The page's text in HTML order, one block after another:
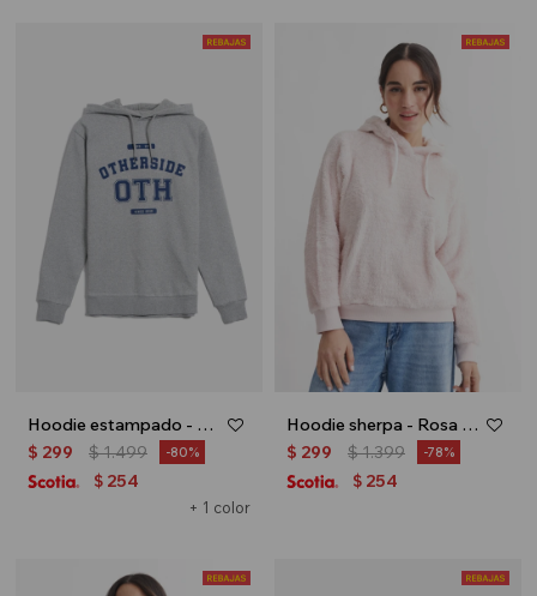
Hoodie estampado - UNISEX - Gris melange
+ 1 color
$ 299 $1.499 80
$ 254
Hoodie sherpa - Rosa palido
$ 299 $1.399 78
$ 254